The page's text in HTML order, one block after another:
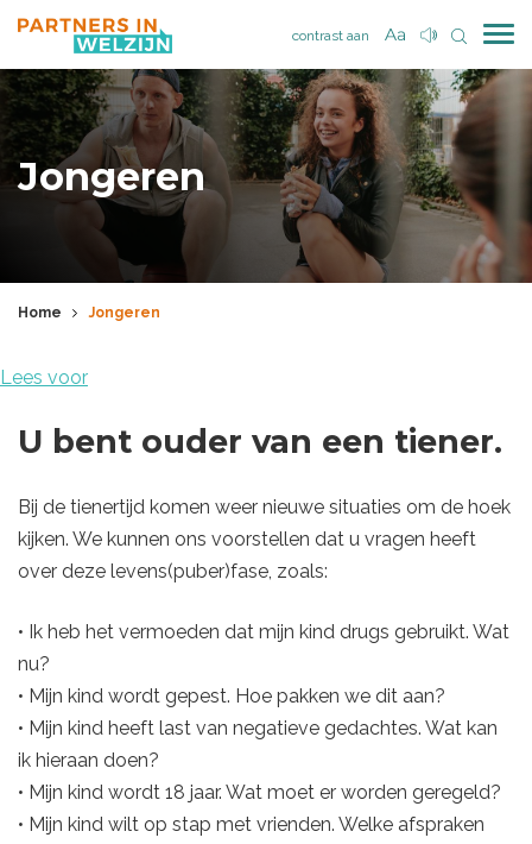
contrast aan
Jongeren
Home Jongeren
Lees voor
U bent ouder van een tiener.
Bij de tienertijd komen weer nieuwe situaties om de hoek
kijken. We kunnen ons voorstellen dat u vragen heeft
over deze levens(puber)fase, zoals:
• Ik heb het vermoeden dat mijn kind drugs gebruikt. Wat
nu?
• Mijn kind wordt gepest. Hoe pakken we dit aan?
• Mijn kind heeft last van negatieve gedachtes. Wat kan
ik hieraan doen?
• Mijn kind wordt 18 jaar. Wat moet er worden geregeld?
• Mijn kind wilt op stap met vrienden. Welke afspraken